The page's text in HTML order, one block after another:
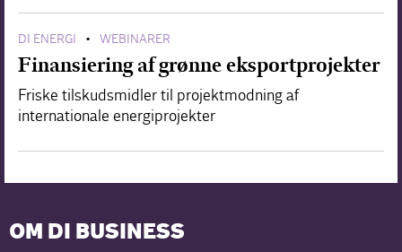
DI ENERGI • WEBINARER
Finansiering af grønne eksportprojekter
Friske tilskudsmidler til projektmodning af
internationale energiprojekter
OM DI BUSINESS